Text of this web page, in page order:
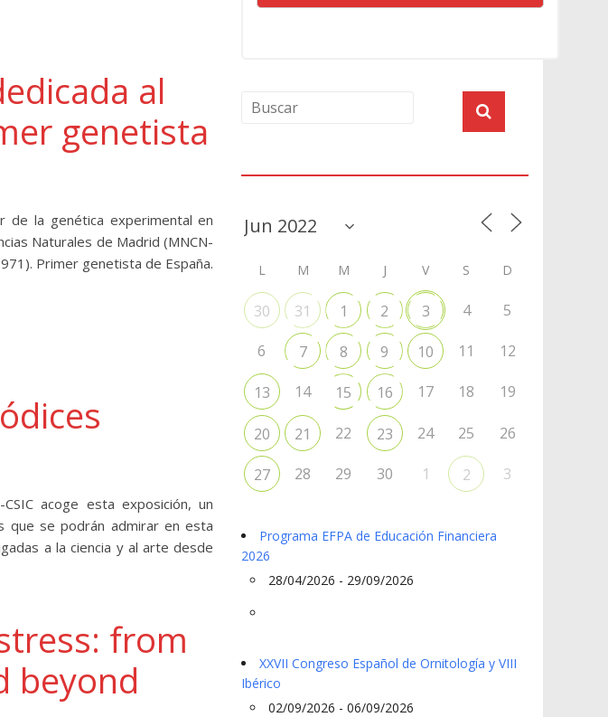
al
genetista
la genética experimental en
Naturales de Madrid (MNCN-
Primer genetista de España.
acoge esta exposición, un
que se podrán admirar en esta
a la ciencia y al arte desde
from
beyond
L M M J V S D
30 31 1 2 3 4 5
6 7 8 9 10 11 12
13 14 15 16 17 18 19
20 21 22 23 24 25 26
27 28 29 30 1 2 3
Programa EFPA de Educación Financiera
2026
28/04/2026 - 29/09/2026
XXVII Congreso Español de Ornitología y VIII
Ibérico
02/09/2026 - 06/09/2026